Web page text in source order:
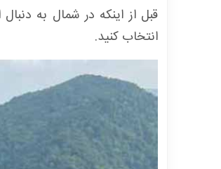
قبل از اینکه در شمال به
انتخاب کنید.